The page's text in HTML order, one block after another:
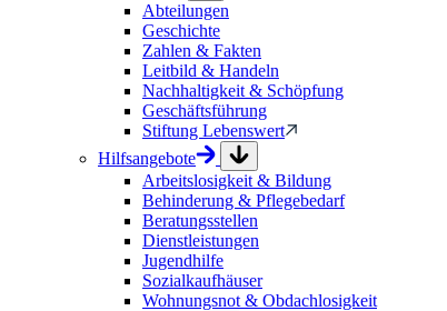
Abteilungen
Geschichte
Zahlen & Fakten
Leitbild & Handeln
Nachhaltigkeit & Schöpfung
Geschäftsführung
Stiftung Lebenswert
Hilfsangebote
Arbeitslosigkeit & Bildung
Behinderung & Pflegebedarf
Beratungsstellen
Dienstleistungen
Jugendhilfe
Sozialkaufhäuser
Wohnungsnot & Obdachlosigkeit